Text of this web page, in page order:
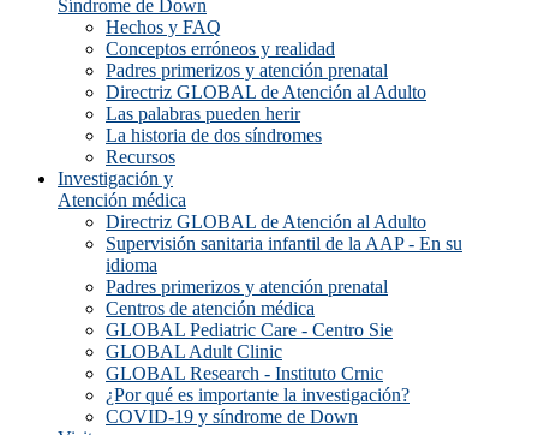
Síndrome de Down
Hechos y FAQ
Conceptos erróneos y realidad
Padres primerizos y atención prenatal
Directriz GLOBAL de Atención al Adulto
Las palabras pueden herir
La historia de dos síndromes
Recursos
Investigación y
Atención médica
Directriz GLOBAL de Atención al Adulto
Supervisión sanitaria infantil de la AAP - En su
idioma
Padres primerizos y atención prenatal
Centros de atención médica
GLOBAL Pediatric Care - Centro Sie
GLOBAL Adult Clinic
GLOBAL Research - Instituto Crnic
¿Por qué es importante la investigación?
COVID-19 y síndrome de Down